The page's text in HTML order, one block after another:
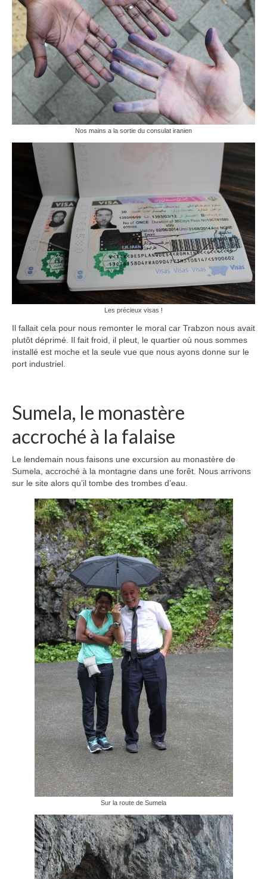
Nos mains a la sortie du consulat iranien
Les précieux visas !
Il fallait cela pour nous remonter le moral car Trabzon nous avait
plutôt déprimé. Il fait froid, il pleut, le quartier où nous sommes
installé est moche et la seule vue que nous ayons donne sur le
port industriel.
Sumela, le monastère
accroché à la falaise
Le lendemain nous faisons une excursion au monastère de
Sumela, accroché à la montagne dans une forêt. Nous arrivons
sur le site alors qu’il tombe des trombes d’eau.
Sur la route de Sumela